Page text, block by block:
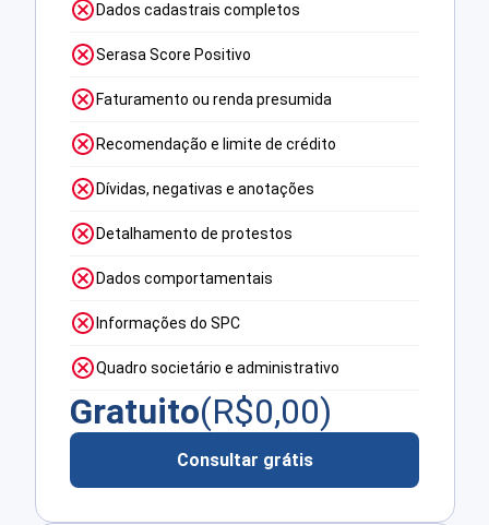
Dados cadastrais completos
Serasa Score Positivo
Faturamento ou renda presumida
Recomendação e limite de crédito
Dívidas, negativas e anotações
Detalhamento de protestos
Dados comportamentais
Informações do SPC
Quadro societário e administrativo
Gratuito(R$0,00)
Consultar grátis